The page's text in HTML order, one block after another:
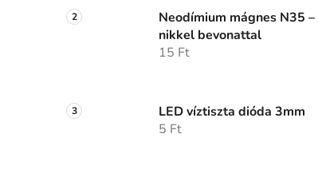
Neodímium mágnes N35 –
nikkel bevonattal
15 Ft
LED víztiszta dióda 3mm
5 Ft